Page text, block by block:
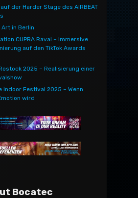
der Harder Stage des AIRBEAT
in Berlin
CUPRA Raval – Immersive
auf den TikTok Awards
2025 – Realisierung einer
Indoor Festival 2025 – Wenn
wird
Bocatec